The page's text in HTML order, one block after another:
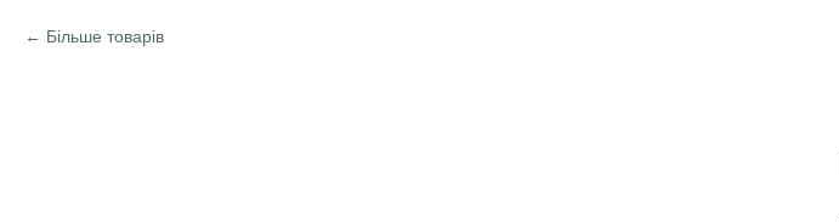
Більше товарів